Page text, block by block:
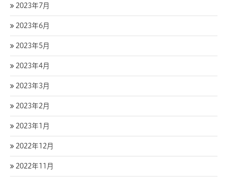
2023年7月
2023年6月
2023年5月
2023年4月
2023年3月
2023年2月
2023年1月
2022年12月
2022年11月